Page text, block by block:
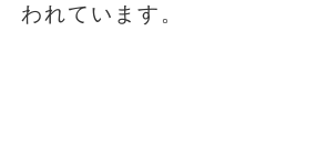
われています。